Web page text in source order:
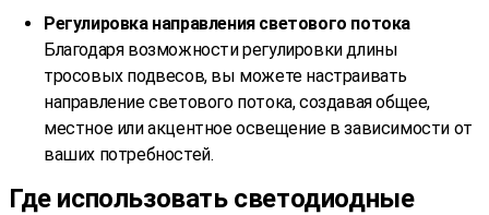
Регулировка направления светового потока
Благодаря возможности регулировки длины
тросовых подвесов, вы можете настраивать
направление светового потока, создавая общее,
местное или акцентное освещение в зависимости от
ваших потребностей.
Где использовать светодиодные